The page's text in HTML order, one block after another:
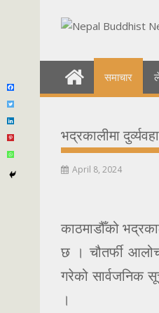
समाचार
भद्रकालीमा
April 8, 2024
काठमाडौँको
छ । चौतर्फी
गरेको सार्वजनिक
।